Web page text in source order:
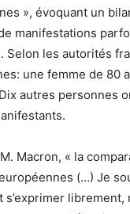
», évoquant un
manifestations
Selon les autorités
une femme de 80
autres personnes
Macron, « la
(…) Je
s’exprimer